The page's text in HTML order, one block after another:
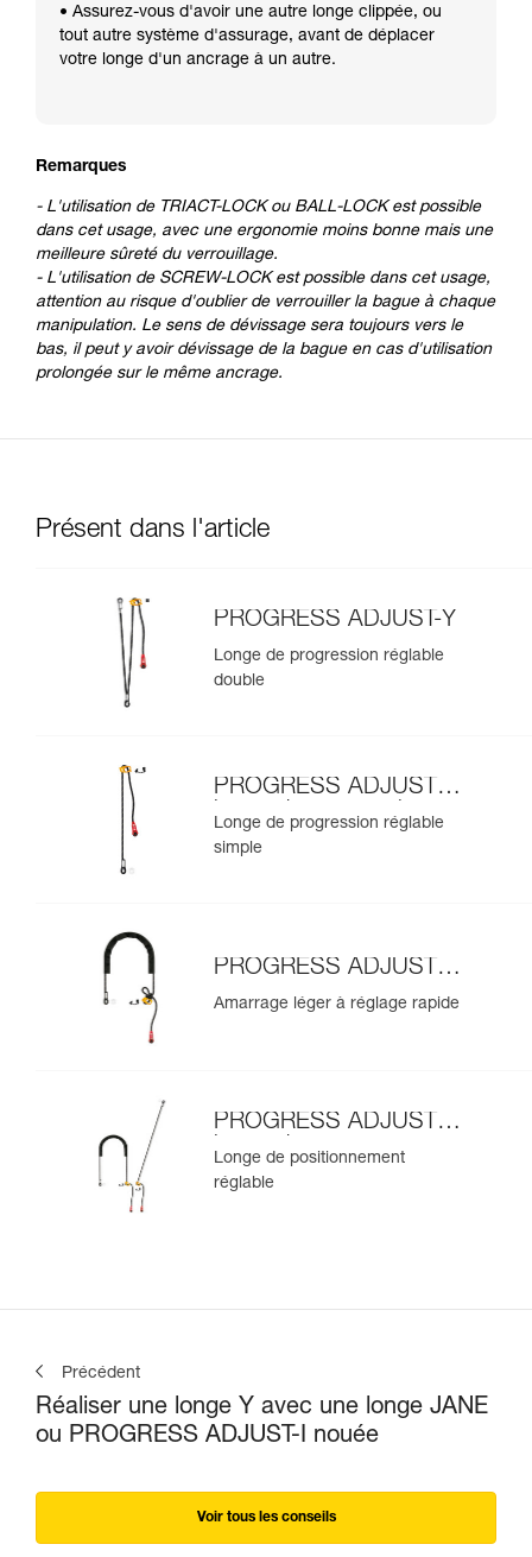
• Assurez-vous d'avoir une autre longe clippée, ou
tout autre système d'assurage, avant de déplacer
votre longe d'un ancrage à un autre.
Remarques
- L'utilisation de TRIACT-LOCK ou BALL-LOCK est possible
dans cet usage, avec une ergonomie moins bonne mais une
meilleure sûreté du verrouillage.
- L'utilisation de SCREW-LOCK est possible dans cet usage,
attention au risque d'oublier de verrouiller la bague à chaque
manipulation. Le sens de dévissage sera toujours vers le
bas, il peut y avoir dévissage de la bague en cas d'utilisation
prolongée sur le même ancrage.
Présent dans l'article
PROGRESS ADJUST-Y
Longe de progression réglable
double
PROGRESS ADJUST-I
longe de progression
Longe de progression réglable
simple
PROGRESS ADJUST-I
amarrage
Amarrage léger à réglage rapide
PROGRESS ADJUST-I
longe de
positionnement
Longe de positionnement
réglable
Précédent
Réaliser une longe Y avec une longe JANE
ou PROGRESS ADJUST-I nouée
Voir tous les conseils